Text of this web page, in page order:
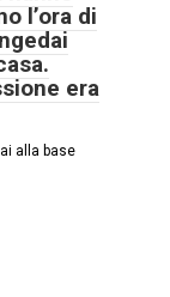
l’ora di
era
alla base